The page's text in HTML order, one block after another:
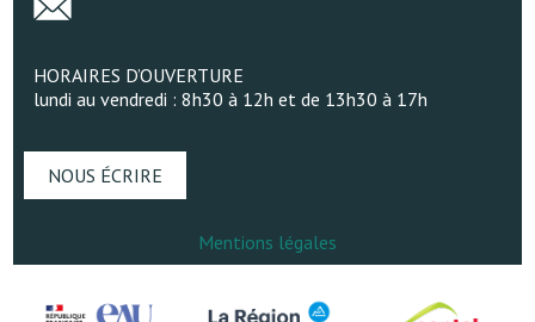
HORAIRES D’OUVERTURE
lundi au vendredi : 8h30 à 12h et de 13h30 à 17h
NOUS ÉCRIRE
Mentions légales